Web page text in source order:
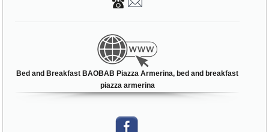
Bed and Breakfast BAOBAB Piazza Armerina, bed and breakfast
piazza armerina